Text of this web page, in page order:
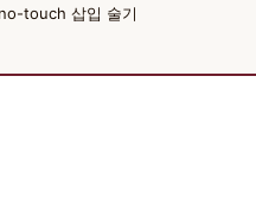
touch 삽입 술기